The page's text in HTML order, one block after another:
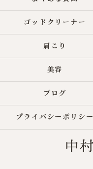
ゴッドクリーナー
肩こり
美容
ブログ
プライバシーポリシー